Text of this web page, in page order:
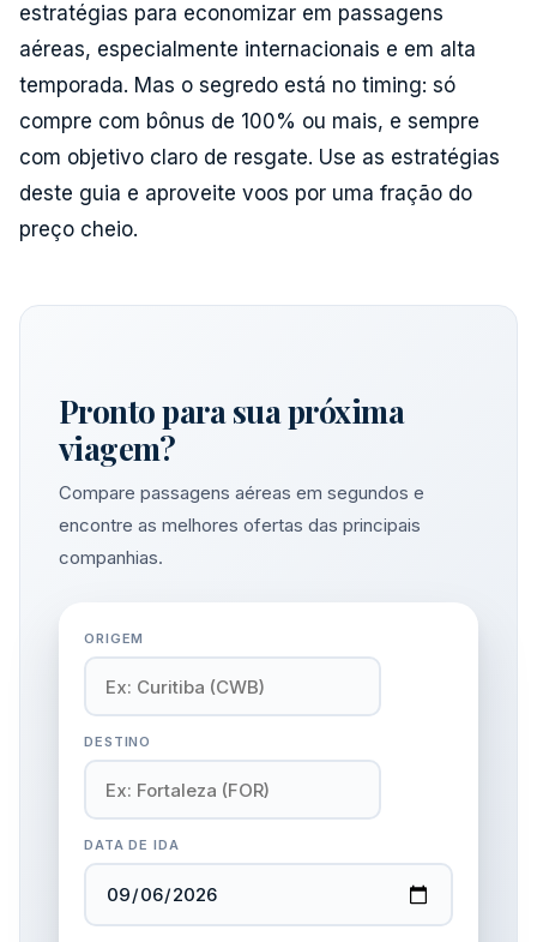
estratégias para economizar em passagens
aéreas, especialmente internacionais e em alta
temporada. Mas o segredo está no timing: só
compre com bônus de 100% ou mais, e sempre
com objetivo claro de resgate. Use as estratégias
deste guia e aproveite voos por uma fração do
preço cheio.
Pronto para sua próxima
viagem?
Compare passagens aéreas em segundos e
encontre as melhores ofertas das principais
companhias.
ORIGEM
DESTINO
DATA DE IDA